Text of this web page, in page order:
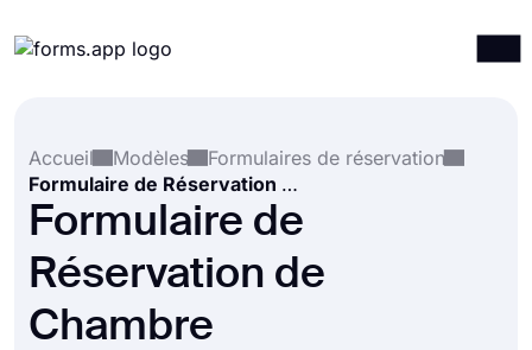
Intégrations
Modèles
Ressources
Accueil
Modèles
Formulaires de réservation
Formulaire de Réservation de Chambre
Formulaire de
Réservation de
Chambre